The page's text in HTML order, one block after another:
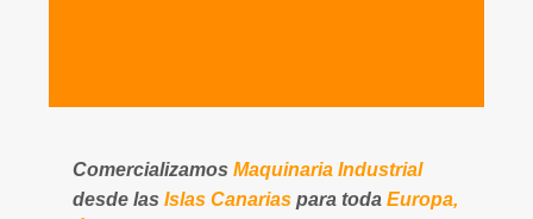
ComercializamosMaquinaria Industrial
desde lasIslas Canarias para todaEuropa,